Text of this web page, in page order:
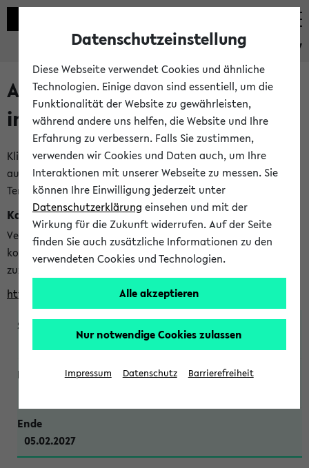
eKVV
Alle veröffentlichten Semester
im eKVV
Klicken Sie auf das Semester, welches Sie für Ihre Sitzung
auswählen möchten. Bitte beachten Sie auch die weiteren
Termine imKalender der Lehrplanung
Kalenderintegration
Verwenden Sie die folgende Adresse, um mit einer
kompatiblen Kalenderanwendung auf die Vorlesungszeiten
zuzugreifen (nähere Informationen
finden Sie hier
https://ekvv.uni-bielefeld.de/ws/calendar?vz
WiSe 2026/2027
05.02.2027
Datenschutzeinstellung
Diese Webseite verwendet Cookies und ähnliche
Technologien. Einige davon sind essentiell, um die
Funktionalität der Website zu gewährleisten,
während andere uns helfen, die Website und Ihre
Erfahrung zu verbessern. Falls Sie zustimmen,
verwenden wir Cookies und Daten auch, um Ihre
Interaktionen mit unserer Webseite zu messen. Sie
können Ihre Einwilligung jederzeit unter
Datenschutzerklärung einsehen und mit der
Wirkung für die Zukunft widerrufen. Auf der Seite
finden Sie auch zusätzliche Informationen zu den
verwendeten Cookies und Technologien.
Alle akzeptieren
Nur notwendige Cookies zulassen
Impressum Datenschutz Barrierefreiheit